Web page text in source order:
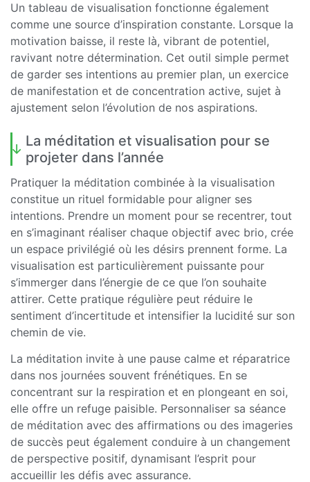
Un tableau de visualisation fonctionne également
comme une source d’inspiration constante. Lorsque la
motivation baisse, il reste là, vibrant de potentiel,
ravivant notre détermination. Cet outil simple permet
de garder ses intentions au premier plan, un exercice
de manifestation et de concentration active, sujet à
ajustement selon l’évolution de nos aspirations.
La méditation et visualisation pour se
projeter dans l’année
Pratiquer la méditation combinée à la visualisation
constitue un rituel formidable pour aligner ses
intentions. Prendre un moment pour se recentrer, tout
en s’imaginant réaliser chaque objectif avec brio, crée
un espace privilégié où les désirs prennent forme. La
visualisation est particulièrement puissante pour
s’immerger dans l’énergie de ce que l’on souhaite
attirer. Cette pratique régulière peut réduire le
sentiment d’incertitude et intensifier la lucidité sur son
chemin de vie.
La méditation invite à une pause calme et réparatrice
dans nos journées souvent frénétiques. En se
concentrant sur la respiration et en plongeant en soi,
elle offre un refuge paisible. Personnaliser sa séance
de méditation avec des affirmations ou des imageries
de succès peut également conduire à un changement
de perspective positif, dynamisant l’esprit pour
accueillir les défis avec assurance.